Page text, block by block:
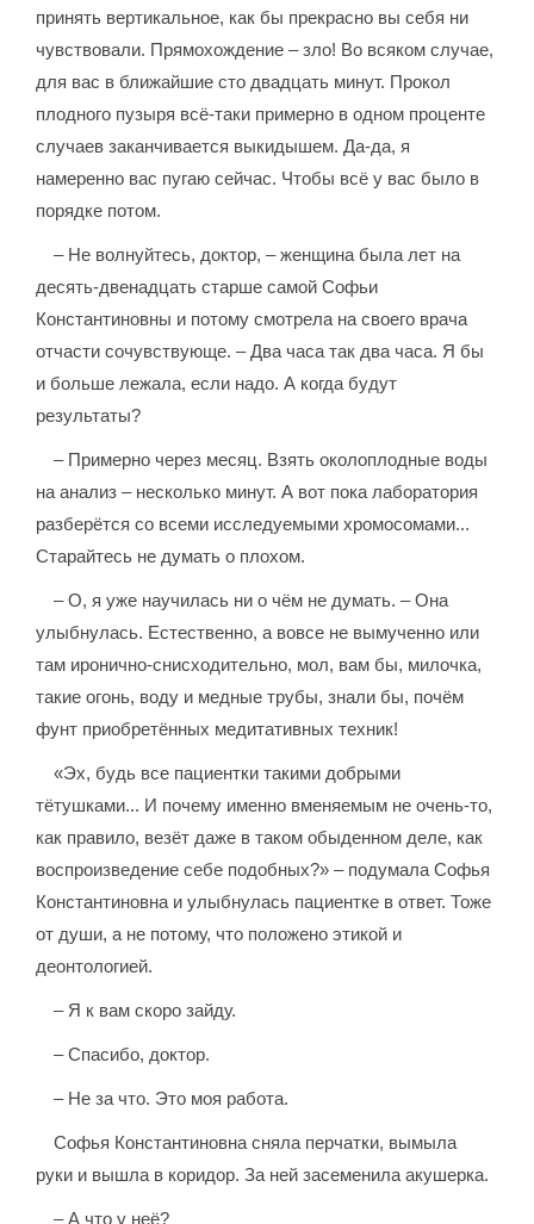
принять вертикальное, как бы прекрасно вы себя ни
чувствовали. Прямохождение – зло! Во всяком случае,
для вас в ближайшие сто двадцать минут. Прокол
плодного пузыря всё-таки примерно в одном проценте
случаев заканчивается выкидышем. Да-да, я
намеренно вас пугаю сейчас. Чтобы всё у вас было в
порядке потом.
– Не волнуйтесь, доктор, – женщина была лет на
десять-двенадцать старше самой Софьи
Константиновны и потому смотрела на своего врача
отчасти сочувствующе. – Два часа так два часа. Я бы
и больше лежала, если надо. А когда будут
результаты?
– Примерно через месяц. Взять околоплодные воды
на анализ – несколько минут. А вот пока лаборатория
разберётся со всеми исследуемыми хромосомами...
Старайтесь не думать о плохом.
– О, я уже научилась ни о чём не думать. – Она
улыбнулась. Естественно, а вовсе не вымученно или
там иронично-снисходительно, мол, вам бы, милочка,
такие огонь, воду и медные трубы, знали бы, почём
фунт приобретённых медитативных техник!
«Эх, будь все пациентки такими добрыми
тётушками... И почему именно вменяемым не очень-то,
как правило, везёт даже в таком обыденном деле, как
воспроизведение себе подобных?» – подумала Софья
Константиновна и улыбнулась пациентке в ответ. Тоже
от души, а не потому, что положено этикой и
деонтологией.
– Я к вам скоро зайду.
– Спасибо, доктор.
– Не за что. Это моя работа.
Софья Константиновна сняла перчатки, вымыла
руки и вышла в коридор. За ней засеменила акушерка.
– А что у неё?